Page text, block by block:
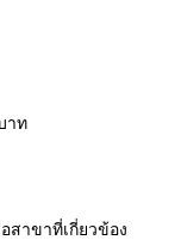
าท
าขาที่เกี่ยวข้อง